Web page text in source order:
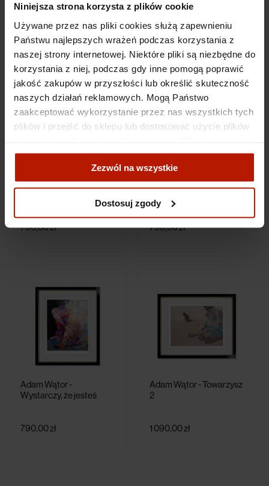
Niniejsza strona korzysta z plików cookie
Używane przez nas pliki cookies służą zapewnieniu
Państwu najlepszych wrażeń podczas korzystania z
naszej strony internetowej. Niektóre pliki są niezbędne do
korzystania z niej, podczas gdy inne pomogą poprawić
jakość zakupów w przyszłości lub określić skuteczność
naszych działań reklamowych. Mogą Państwo
zaakceptować wykorzystanie przez nas wszystkich tych
plików i przejść do sklepu lub dostosować użycie plików
zgody".
Więcej o plikach cookies przeczytasz w naszej Polityce
Zezwól na wszystkie
Dostosuj zgody
1 090,00 zł 790,00 zł
Adam Wątor - Pierwsze
790,00 zł
Adam Wątor - Gwiazda
790,00 zł
Adam Wątor -
Wystarczy, że jesteś
790,00 zł
Adam Wątor - Towarzysz
2
1 090,00 zł